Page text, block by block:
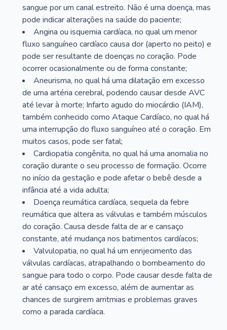
sangue por um canal estreito. Não é uma doença, mas
pode indicar alterações na saúde do paciente;
Angina ou isquemia cardíaca, no qual um menor
fluxo sanguíneo cardíaco causa dor (aperto no peito) e
pode ser resultante de doenças no coração. Pode
ocorrer ocasionalmente ou de forma constante;
Aneurisma, no qual há uma dilatação em excesso
de uma artéria cerebral, podendo causar desde AVC
até levar à morte; Infarto agudo do miocárdio (IAM),
também conhecido como Ataque Cardíaco, no qual há
uma interrupção do fluxo sanguíneo até o coração. Em
muitos casos, pode ser fatal;
Cardiopatia congênita, no qual há uma anomalia no
coração durante o seu processo de formação. Ocorre
no início da gestação e pode afetar o bebê desde a
infância até a vida adulta;
Doença reumática cardíaca, sequela da febre
reumática que altera as válvulas e também músculos
do coração. Causa desde falta de ar e cansaço
constante, até mudança nos batimentos cardíacos;
Valvulopatia, no qual há um enrijecimento das
válvulas cardíacas, atrapalhando o bombeamento do
sangue para todo o corpo. Pode causar desde falta de
ar até cansaço em excesso, além de aumentar as
chances de surgirem arritmias e problemas graves
como a parada cardíaca.